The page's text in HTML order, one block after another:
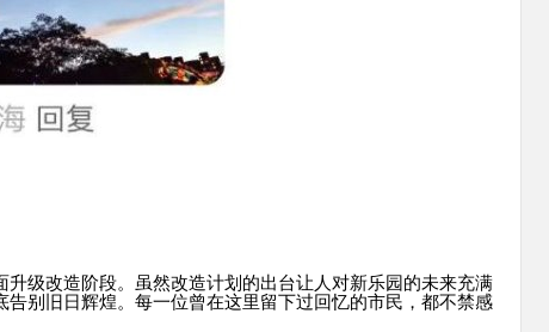
级改造阶段。虽然改造计划的出台让人对新乐园的未来充满
别旧日辉煌。每一位曾在这里留下过回忆的市民，都不禁感